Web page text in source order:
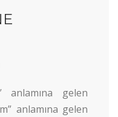
anlamına gelen
anlamına gelen